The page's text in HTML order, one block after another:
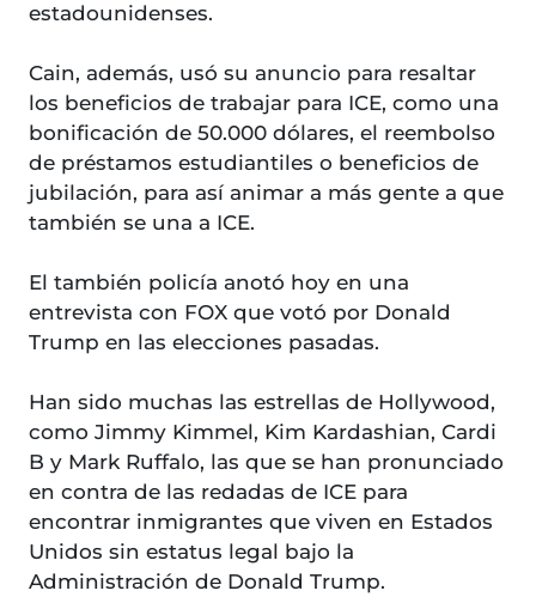
estadounidenses.
Cain, además, usó su anuncio para resaltar
los beneficios de trabajar para ICE, como una
bonificación de 50.000 dólares, el reembolso
de préstamos estudiantiles o beneficios de
jubilación, para así animar a más gente a que
también se una a ICE.
El también policía anotó hoy en una
entrevista con FOX que votó por Donald
Trump en las elecciones pasadas.
Han sido muchas las estrellas de Hollywood,
como Jimmy Kimmel, Kim Kardashian, Cardi
B y Mark Ruffalo, las que se han pronunciado
en contra de las redadas de ICE para
encontrar inmigrantes que viven en Estados
Unidos sin estatus legal bajo la
Administración de Donald Trump.